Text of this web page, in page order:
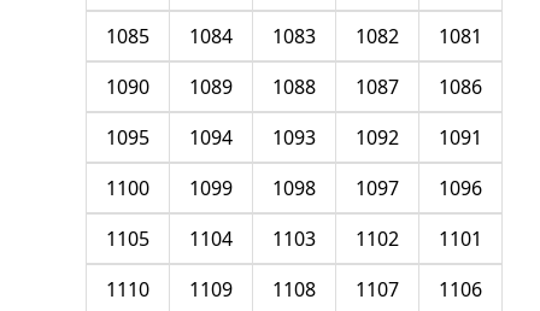
1081
1082
1083
1084
1085
1086
1087
1088
1089
1090
1091
1092
1093
1094
1095
1096
1097
1098
1099
1100
1101
1102
1103
1104
1105
1106
1107
1108
1109
1110